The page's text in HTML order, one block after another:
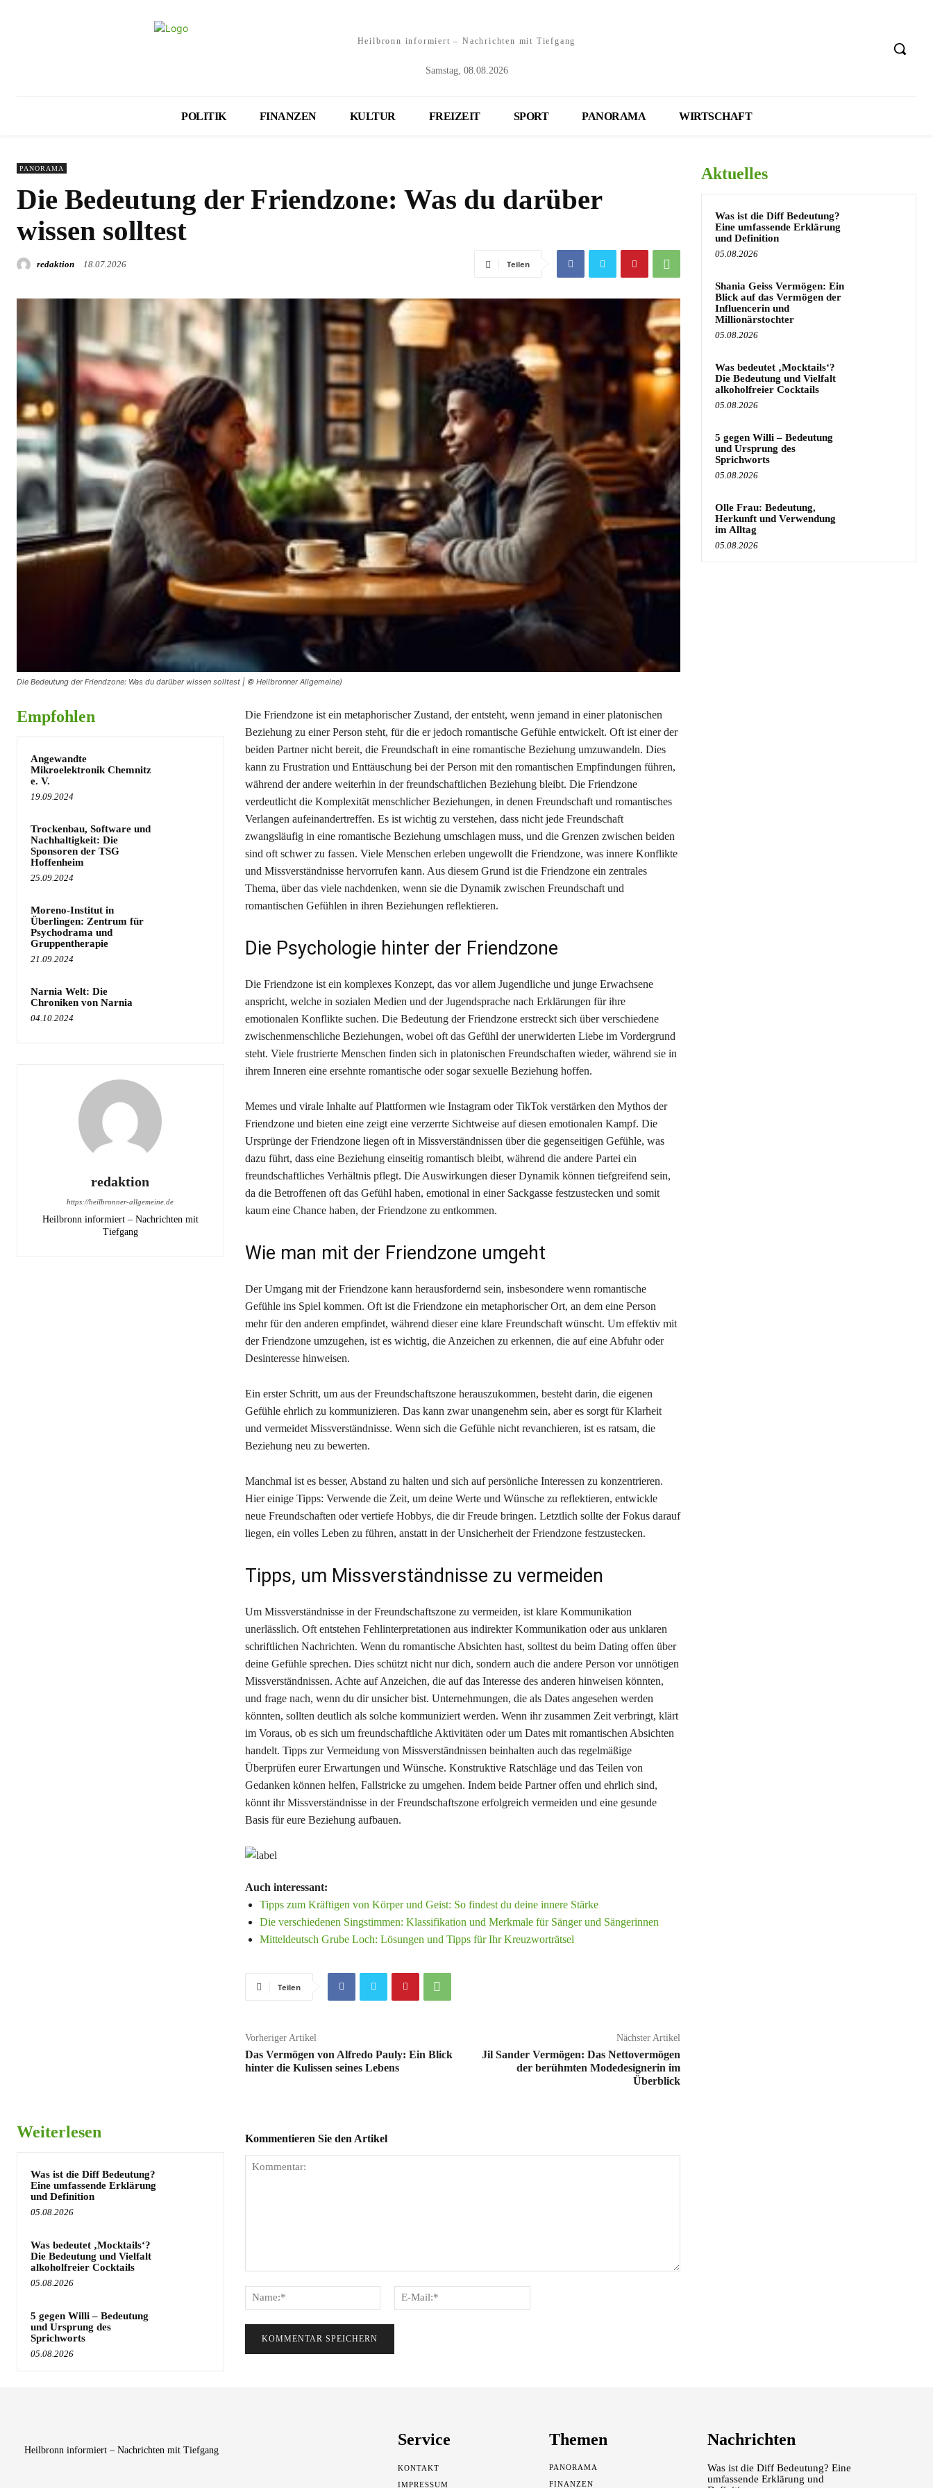
Heilbronn informiert – Nachrichten mit Tiefgang
Samstag, 08.08.2026
POLITIK FINANZEN KULTUR FREIZEIT SPORT PANORAMA WIRTSCHAFT
PANORAMA
Die Bedeutung der Friendzone: Was du darüber
wissen solltest
redaktion 18.07.2026 Teilen
Die Bedeutung der Friendzone: Was du darüber wissen solltest | © Heilbronner Allgemeine)
Empfohlen
Angewandte
Mikroelektronik Chemnitz
e. V.
19.09.2024
Trockenbau, Software und
Nachhaltigkeit: Die
Sponsoren der TSG
Hoffenheim
25.09.2024
Moreno-Institut in
Überlingen: Zentrum für
Psychodrama und
Gruppentherapie
21.09.2024
Narnia Welt: Die
Chroniken von Narnia
04.10.2024
redaktion
https://heilbronner-allgemeine.de
Heilbronn informiert – Nachrichten mit
Tiefgang
Die Friendzone ist ein metaphorischer Zustand, der entsteht, wenn jemand in einer platonischen
Beziehung zu einer Person steht, für die er jedoch romantische Gefühle entwickelt. Oft ist einer der
beiden Partner nicht bereit, die Freundschaft in eine romantische Beziehung umzuwandeln. Dies
kann zu Frustration und Enttäuschung bei der Person mit den romantischen Empfindungen führen,
während der andere weiterhin in der freundschaftlichen Beziehung bleibt. Die Friendzone
verdeutlicht die Komplexität menschlicher Beziehungen, in denen Freundschaft und romantisches
Verlangen aufeinandertreffen. Es ist wichtig zu verstehen, dass nicht jede Freundschaft
zwangsläufig in eine romantische Beziehung umschlagen muss, und die Grenzen zwischen beiden
sind oft schwer zu fassen. Viele Menschen erleben ungewollt die Friendzone, was innere Konflikte
und Missverständnisse hervorrufen kann. Aus diesem Grund ist die Friendzone ein zentrales
Thema, über das viele nachdenken, wenn sie die Dynamik zwischen Freundschaft und
romantischen Gefühlen in ihren Beziehungen reflektieren.
Die Psychologie hinter der Friendzone
Die Friendzone ist ein komplexes Konzept, das vor allem Jugendliche und junge Erwachsene
anspricht, welche in sozialen Medien und der Jugendsprache nach Erklärungen für ihre
emotionalen Konflikte suchen. Die Bedeutung der Friendzone erstreckt sich über verschiedene
zwischenmenschliche Beziehungen, wobei oft das Gefühl der unerwiderten Liebe im Vordergrund
steht. Viele frustrierte Menschen finden sich in platonischen Freundschaften wieder, während sie in
ihrem Inneren eine ersehnte romantische oder sogar sexuelle Beziehung hoffen.
Memes und virale Inhalte auf Plattformen wie Instagram oder TikTok verstärken den Mythos der
Friendzone und bieten eine zeigt eine verzerrte Sichtweise auf diesen emotionalen Kampf. Die
Ursprünge der Friendzone liegen oft in Missverständnissen über die gegenseitigen Gefühle, was
dazu führt, dass eine Beziehung einseitig romantisch bleibt, während die andere Partei ein
freundschaftliches Verhältnis pflegt. Die Auswirkungen dieser Dynamik können tiefgreifend sein,
da die Betroffenen oft das Gefühl haben, emotional in einer Sackgasse festzustecken und somit
kaum eine Chance haben, der Friendzone zu entkommen.
Wie man mit der Friendzone umgeht
Der Umgang mit der Friendzone kann herausfordernd sein, insbesondere wenn romantische
Gefühle ins Spiel kommen. Oft ist die Friendzone ein metaphorischer Ort, an dem eine Person
mehr für den anderen empfindet, während dieser eine klare Freundschaft wünscht. Um effektiv mit
der Friendzone umzugehen, ist es wichtig, die Anzeichen zu erkennen, die auf eine Abfuhr oder
Desinteresse hinweisen.
Ein erster Schritt, um aus der Freundschaftszone herauszukommen, besteht darin, die eigenen
Gefühle ehrlich zu kommunizieren. Das kann zwar unangenehm sein, aber es sorgt für Klarheit
und vermeidet Missverständnisse. Wenn sich die Gefühle nicht revanchieren, ist es ratsam, die
Beziehung neu zu bewerten.
Manchmal ist es besser, Abstand zu halten und sich auf persönliche Interessen zu konzentrieren.
Hier einige Tipps: Verwende die Zeit, um deine Werte und Wünsche zu reflektieren, entwickle
neue Freundschaften oder vertiefe Hobbys, die dir Freude bringen. Letztlich sollte der Fokus darauf
liegen, ein volles Leben zu führen, anstatt in der Unsicherheit der Friendzone festzustecken.
Tipps, um Missverständnisse zu vermeiden
Um Missverständnisse in der Freundschaftszone zu vermeiden, ist klare Kommunikation
unerlässlich. Oft entstehen Fehlinterpretationen aus indirekter Kommunikation oder aus unklaren
schriftlichen Nachrichten. Wenn du romantische Absichten hast, solltest du beim Dating offen über
deine Gefühle sprechen. Dies schützt nicht nur dich, sondern auch die andere Person vor unnötigen
Missverständnissen. Achte auf Anzeichen, die auf das Interesse des anderen hinweisen könnten,
und frage nach, wenn du dir unsicher bist. Unternehmungen, die als Dates angesehen werden
könnten, sollten deutlich als solche kommuniziert werden. Wenn ihr zusammen Zeit verbringt, klärt
im Voraus, ob es sich um freundschaftliche Aktivitäten oder um Dates mit romantischen Absichten
handelt. Tipps zur Vermeidung von Missverständnissen beinhalten auch das regelmäßige
Überprüfen eurer Erwartungen und Wünsche. Konstruktive Ratschläge und das Teilen von
Gedanken können helfen, Fallstricke zu umgehen. Indem beide Partner offen und ehrlich sind,
könnt ihr Missverständnisse in der Freundschaftszone erfolgreich vermeiden und eine gesunde
Basis für eure Beziehung aufbauen.
Auch interessant:
Tipps zum Kräftigen von Körper und Geist: So findest du deine innere Stärke
Die verschiedenen Singstimmen: Klassifikation und Merkmale für Sänger und Sängerinnen
Mitteldeutsch Grube Loch: Lösungen und Tipps für Ihr Kreuzworträtsel
Teilen
Vorheriger Artikel
Das Vermögen von Alfredo Pauly: Ein Blick
hinter die Kulissen seines Lebens
Nächster Artikel
Jil Sander Vermögen: Das Nettovermögen
der berühmten Modedesignerin im
Überblick
Weiterlesen
Was ist die Diff Bedeutung?
Eine umfassende Erklärung
und Definition
05.08.2026
Was bedeutet ‚Mocktails‘?
Die Bedeutung und Vielfalt
alkoholfreier Cocktails
05.08.2026
5 gegen Willi – Bedeutung
und Ursprung des
Sprichworts
05.08.2026
Kommentieren Sie den Artikel
Name:*
Mail:*
Aktuelles
Was ist die Diff Bedeutung?
Eine umfassende Erklärung
und Definition
05.08.2026
Shania Geiss Vermögen: Ein
Blick auf das Vermögen der
Influencerin und
Millionärstochter
05.08.2026
Was bedeutet ‚Mocktails‘?
Die Bedeutung und Vielfalt
alkoholfreier Cocktails
05.08.2026
5 gegen Willi – Bedeutung
und Ursprung des
Sprichworts
05.08.2026
Olle Frau: Bedeutung,
Herkunft und Verwendung
im Alltag
05.08.2026
Heilbronn informiert – Nachrichten mit Tiefgang
Service
KONTAKT
IMPRESSUM
Themen
PANORAMA
FINANZEN
Nachrichten
Was ist die Diff Bedeutung? Eine
umfassende Erklärung und